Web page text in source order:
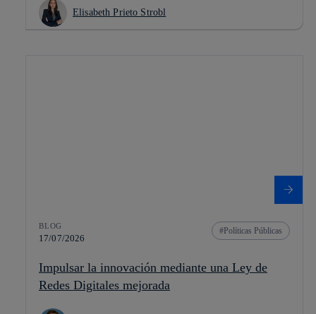
Elisabeth Prieto Strobl
BLOG
17/07/2026
Políticas Públicas
Impulsar la innovación mediante una Ley de
Redes Digitales mejorada